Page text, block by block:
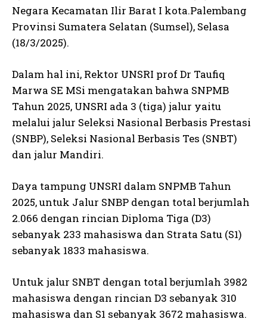
Negara Kecamatan Ilir Barat I kota.Palembang
Provinsi Sumatera Selatan (Sumsel), Selasa
(18/3/2025).
Dalam hal ini, Rektor UNSRI prof Dr Taufiq
Marwa SE MSi mengatakan bahwa SNPMB
Tahun 2025, UNSRI ada 3 (tiga) jalur yaitu
melalui jalur Seleksi Nasional Berbasis Prestasi
(SNBP), Seleksi Nasional Berbasis Tes (SNBT)
dan jalur Mandiri.
Daya tampung UNSRI dalam SNPMB Tahun
2025, untuk Jalur SNBP dengan total berjumlah
2.066 dengan rincian Diploma Tiga (D3)
sebanyak 233 mahasiswa dan Strata Satu (S1)
sebanyak 1833 mahasiswa.
Untuk jalur SNBT dengan total berjumlah 3982
mahasiswa dengan rincian D3 sebanyak 310
mahasiswa dan S1 sebanyak 3672 mahasiswa.